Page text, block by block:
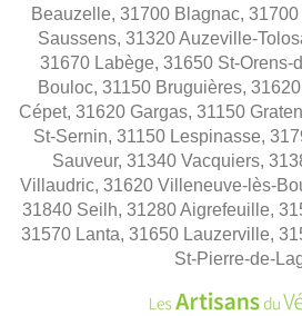
Beauzelle, 31700 Blagnac,
Saussens, 31320 Auzeville-
31670 Labège, 31650 St-Orens-
Bouloc, 31150 Bruguières,
Cépet, 31620 Gargas, 31150
St-Sernin, 31150 Lespinasse,
Sauveur, 31340 Vacquiers,
Villaudric, 31620 Villeneuve-lès-
31840 Seilh, 31280 Aigrefeuille,
31570 Lanta, 31650 Lauzerville,
St-Pierre-de-